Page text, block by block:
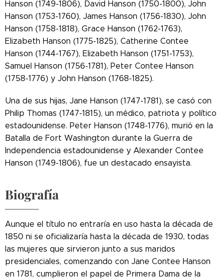
Hanson (1749-1806), David Hanson (1750-1800), John
Hanson (1753-1760), James Hanson (1756-1830), John
Hanson (1758-1818), Grace Hanson (1762-1763),
Elizabeth Hanson (1775-1825), Catherine Contee
Hanson (1744-1767), Elizabeth Hanson (1751-1753),
Samuel Hanson (1756-1781), Peter Contee Hanson
(1758-1776) y John Hanson (1768-1825).
Una de sus hijas, Jane Hanson (1747-1781), se casó con
Philip Thomas (1747-1815), un médico, patriota y político
estadounidense. Peter Hanson (1748-1776), murió en la
Batalla de Fort Washington durante la Guerra de
Independencia estadounidense y Alexander Contee
Hanson (1749-1806), fue un destacado ensayista.
Biografía
Aunque el título no entraría en uso hasta la década de
1850 ni se oficializaría hasta la década de 1930, todas
las mujeres que sirvieron junto a sus maridos
presidenciales, comenzando con Jane Contee Hanson
en 1781, cumplieron el papel de Primera Dama de la